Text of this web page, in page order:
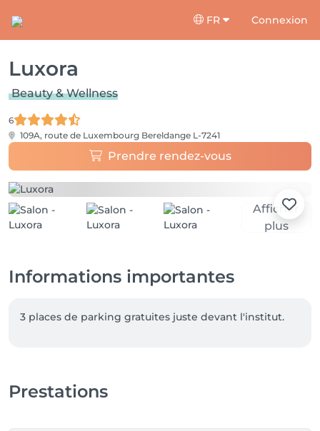
FR Connexion
Luxora
Beauty & Wellness
6
109A, route de Luxembourg Bereldange L-7241
Prendre rendez-vous
Afficher
plus
Informations importantes
Prestations